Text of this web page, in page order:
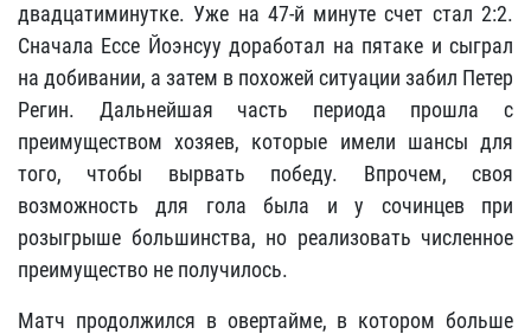
двадцатиминутке. Уже на 47-й минуте счет стал 2:2.
Сначала Ессе Йоэнсуу доработал на пятаке и сыграл
на добивании, а затем в похожей ситуации забил Петер
Регин. Дальнейшая часть периода прошла с
преимуществом хозяев, которые имели шансы для
того, чтобы вырвать победу. Впрочем, своя
возможность для гола была и у сочинцев при
розыгрыше большинства, но реализовать численное
преимущество не получилось.
Матч продолжился в овертайме, в котором больше